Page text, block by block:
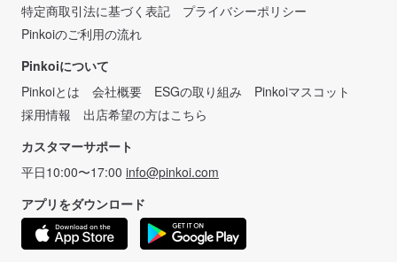
特定商取引法に基づく表記
プライバシーポリシー
Pinkoiのご利用の流れ
Pinkoiについて
Pinkoiとは
会社概要 ESGの取り組み
Pinkoiマスコット
採用情報
出店希望の方はこちら
カスタマーサポート
平日10:00〜17:00 info@pinkoi.com
アプリをダウンロード